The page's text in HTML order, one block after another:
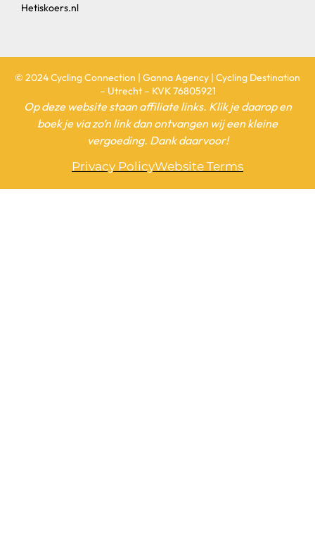
Hetiskoers.nl
© 2024 Cycling Connection | Ganna Agency | Cycling Destination
– Utrecht – KVK 76805921
Op deze website staan affiliate links. Klik je daarop en
boek je via zo’n link dan ontvangen wij een kleine
vergoeding. Dank daarvoor!
Privacy PolicyWebsite Terms